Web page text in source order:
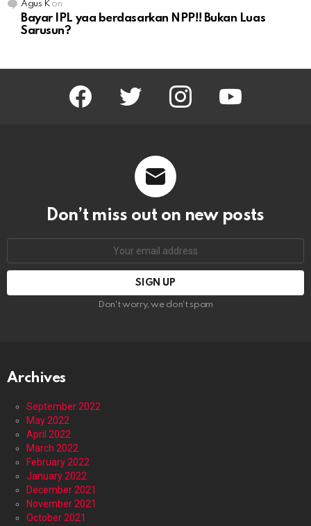
Agus Kon
Bayar IPL yaa berdasarkan NPP!! Bukan Luas
Sarusun?
facebook twitter instagram youtube
Don’t miss out on new posts
Don't worry, we don't spam
Archives
September 2022
May 2022
April 2022
March 2022
February 2022
January 2022
December 2021
November 2021
October 2021